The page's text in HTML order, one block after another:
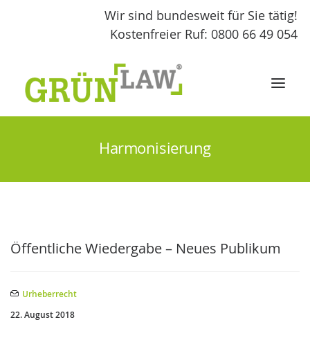
Wir sind bundesweit für Sie tätig!
Kostenfreier Ruf: 0800 66 49 054
KONTAKT
Harmonisierung
Öffentliche Wiedergabe – Neues Publikum
Urheberrecht
22. August 2018